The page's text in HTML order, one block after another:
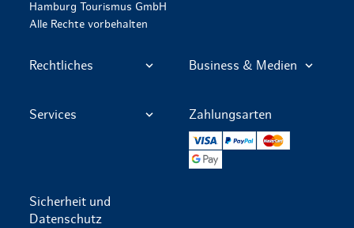
Hamburg Tourismus GmbH
Alle Rechte vorbehalten
Rechtliches Business & Medien
Services Zahlungsarten
VISA PayPal
Sicherheit und
Datenschutz